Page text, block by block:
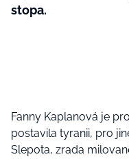
stopa.
Fanny Kaplanová je
postavila tyranii, pro
Slepota, zrada